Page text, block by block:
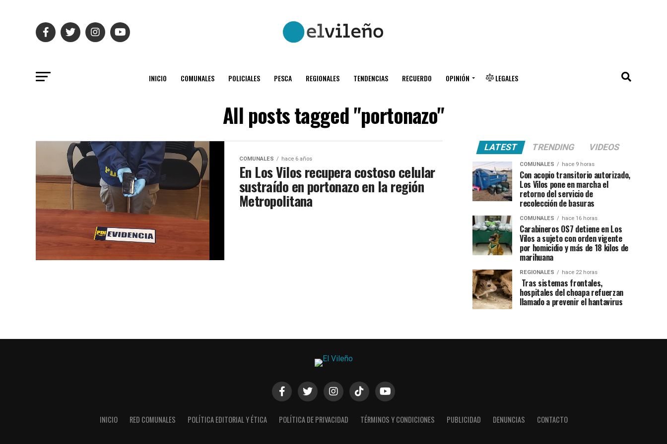
INICIO COMUNALES POLICIALES PESCA REGIONALES TENDENCIAS RECUERDO OPINIÓN LEGALES
All posts tagged "portonazo"
COMUNALES hace 6 años
En Los Vilos recupera costoso celular
sustraído en portonazo en la región
Metropolitana
LATEST TRENDING VIDEOS
COMUNALES hace 9 horas
Con acopio transitorio autorizado,
Los Vilos pone en marcha el
retorno del servicio de
recolección de basuras
COMUNALES hace 16 horas
Carabineros OS7 detiene en Los
Vilos a sujeto con orden vigente
por homicidio y más de 18 kilos de
marihuana
REGIONALES hace 22 horas
Tras sistemas frontales,
hospitales del choapa refuerzan
llamado a prevenir el hantavirus
INICIO RED COMUNALES POLÍTICA EDITORIAL Y ÉTICA POLÍTICA DE PRIVACIDAD TÉRMINOS Y CONDICIONES PUBLICIDAD DENUNCIAS CONTACTO